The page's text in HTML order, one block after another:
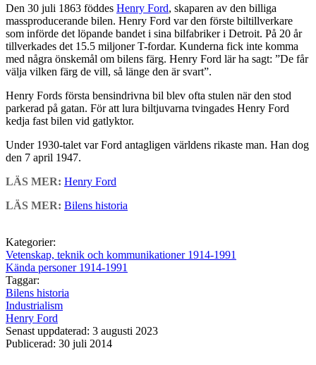
Den 30 juli 1863 föddes Henry Ford, skaparen av den billiga
massproducerande bilen. Henry Ford var den förste biltillverkare
som införde det löpande bandet i sina bilfabriker i Detroit. På 20 år
tillverkades det 15.5 miljoner T-fordar. Kunderna fick inte komma
med några önskemål om bilens färg. Henry Ford lär ha sagt: ”De får
välja vilken färg de vill, så länge den är svart”.
Henry Fords första bensindrivna bil blev ofta stulen när den stod
parkerad på gatan. För att lura biltjuvarna tvingades Henry Ford
kedja fast bilen vid gatlyktor.
Under 1930-talet var Ford antagligen världens rikaste man. Han dog
den 7 april 1947.
LÄS MER: Henry Ford
LÄS MER: Bilens historia
Kategorier:
Vetenskap, teknik och kommunikationer 1914-1991
Kända personer 1914-1991
Taggar:
Bilens historia
Industrialism
Henry Ford
Senast uppdaterad: 3 augusti 2023
Publicerad: 30 juli 2014